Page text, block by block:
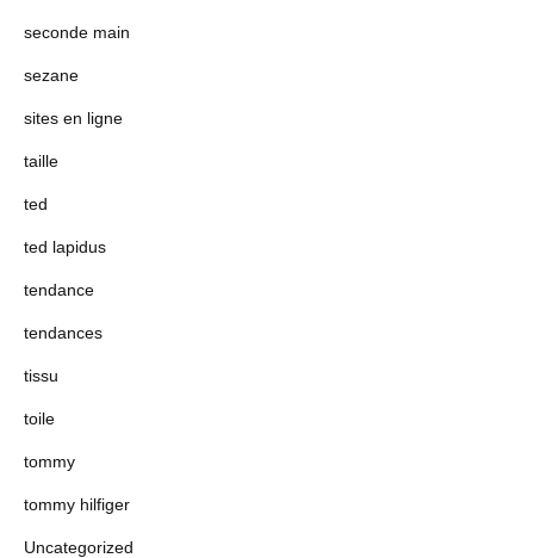
seconde main
sezane
sites en ligne
taille
ted
ted lapidus
tendance
tendances
tissu
toile
tommy
tommy hilfiger
Uncategorized